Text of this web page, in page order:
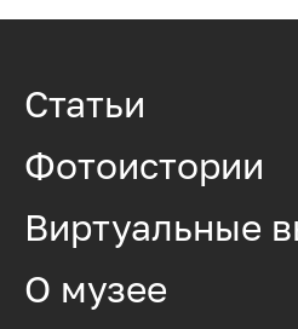
Статьи
Фотоистории
Виртуальные
О музее